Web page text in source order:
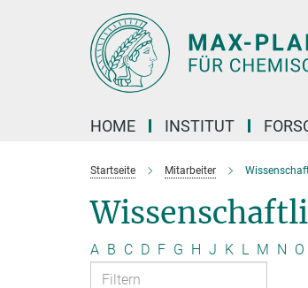
HOME INSTITUT
Startseite Mitarbeiter
A B C D F G H J K L M N O